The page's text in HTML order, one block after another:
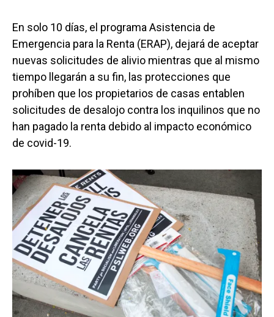
En solo 10 días, el programa Asistencia de
Emergencia para la Renta (ERAP), dejará de aceptar
nuevas solicitudes de alivio mientras que al mismo
tiempo llegarán a su fin, las protecciones que
prohíben que los propietarios de casas entablen
solicitudes de desalojo contra los inquilinos que no
han pagado la renta debido al impacto económico
de covid-19.